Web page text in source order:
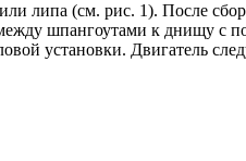
липа (см. рис. 1). После
шпангоутами к днищу
установки. Двигатель